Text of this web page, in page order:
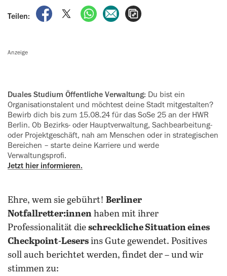
Teilen:
auf Facebook teilen
auf X teilenper WhatsApp teilen
per E-Mail teilen
Anzeige
Duales Studium Öffentliche Verwaltung: Du bist ein
Organisationstalent und möchtest deine Stadt mitgestalten?
Bewirb dich bis zum 15.08.24 für das SoSe 25 an der HWR
Berlin. Ob Bezirks- oder Hauptverwaltung, Sachbearbeitung-
oder Projektgeschäft, nah am Menschen oder in strategischen
Bereichen – starte deine Karriere und werde
Verwaltungsprofi.
Jetzt hier informieren.
Ehre, wem sie gebührt! Berliner
Notfallretter:innen haben mit ihrer
Professionalität die schreckliche Situation eines
Checkpoint-Lesers ins Gute gewendet. Positives
soll auch berichtet werden, findet der – und wir
stimmen zu: